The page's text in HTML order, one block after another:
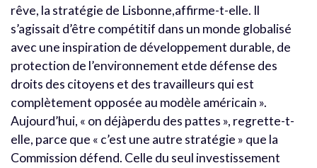
rêve, la stratégie de Lisbonne,affirme-t-elle. Il
s’agissait d’être compétitif dans un monde globalisé
avec une inspiration de développement durable, de
protection de l’environnement etde défense des
droits des citoyens et des travailleurs qui est
complètement opposée au modèle américain ».
Aujourd’hui, « on déjàperdu des pattes », regrette-t-
elle, parce que « c’est une autre stratégie » que la
Commission défend. Celle du seul investissement